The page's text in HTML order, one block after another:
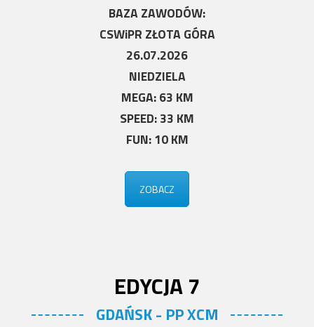
BAZA ZAWODÓW:
CSWiPR ZŁOTA GÓRA
26.07.2026
NIEDZIELA
MEGA: 63 KM
SPEED: 33 KM
FUN: 10 KM
ZOBACZ
EDYCJA 7
GDAŃSK - PP XCM